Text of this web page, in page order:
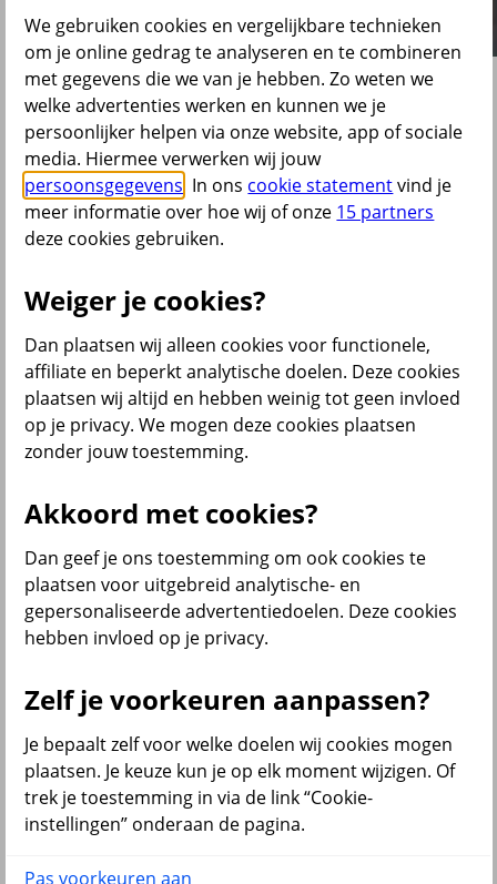
aaff
Over onze beschikbare premieregeling
"Goede beleggingsresultaten en weinig administratieve rompslomp,
dat is voor ons belangrijk. Daarnaast werkt Centraal Beheer PPI
klantgericht, snel, en professioneel."
Centraal Beheer PPI voert voor aaff een bruto en
een netto beschikbare premieregeling uit
Abia van der Dussen, HRM-adviseur bij aaff: "Tijdens het
offertetraject merkten we dat er veel mogelijk is binnen de
pensioenregelingen van Centraal Beheer PPI en dat zij met ons
meedachten over de mogelijkheden. En, niet onbelangrijk, zij
konden ons scherpe tarieven bieden. Voor ons zijn goede
beleggingsresultaten belangrijk en dat wij als werkgever weinig
wens. De bereikbaarheid is goed, vragen worden snel opgepakt en
de service is klantgericht. Ook het werkgeversportaal werkt prettig."
Bekijk alle klantverhalen
Wij zijn trots dat wij voor inmiddels ruim 1000 werkgevers de
pensioenregeling mogen uitvoeren.
We gebruiken cookies en vergelijkbare technieken
om je online gedrag te analyseren en te combineren
met gegevens die we van je hebben. Zo weten we
welke advertenties werken en kunnen we je
persoonlijker helpen via onze website, app of sociale
media. Hiermee verwerken wij jouw
persoonsgegevens . In ons cookie statementvind je
meer informatie over hoe wij of onze 15 partners
deze cookies gebruiken.
Weiger je cookies?
Dan plaatsen wij alleen cookies voor functionele,
affiliate en beperkt analytische doelen. Deze cookies
plaatsen wij altijd en hebben weinig tot geen invloed
op je privacy. We mogen deze cookies plaatsen
zonder jouw toestemming.
Akkoord met cookies?
Dan geef je ons toestemming om ook cookies te
plaatsen voor uitgebreid analytische- en
gepersonaliseerde advertentiedoelen. Deze cookies
hebben invloed op je privacy.
Zelf je voorkeuren aanpassen?
Je bepaalt zelf voor welke doelen wij cookies mogen
plaatsen. Je keuze kun je op elk moment wijzigen. Of
trek je toestemming in via de link “Cookie-
instellingen” onderaan de pagina.
Pas voorkeuren aan